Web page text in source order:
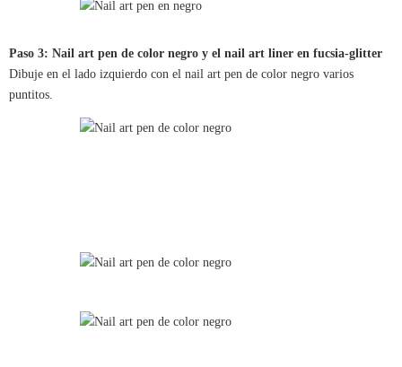
Paso 3: Nail art pen de color negro y el nail art liner en fucsia-glitter
Dibuje en el lado izquierdo con el nail art pen de color negro varios
puntitos.